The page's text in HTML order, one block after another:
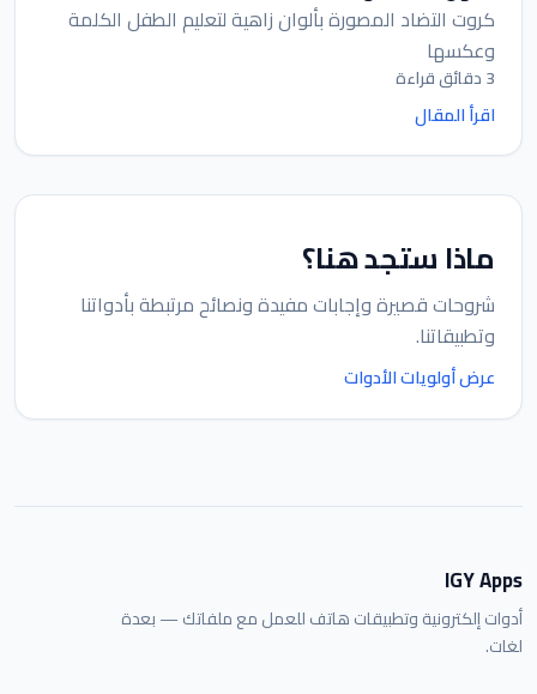
كروت التضاد المصورة بألوان زاهية لتعليم الطفل الكلمة
وعكسها
3 دقائق قراءة
اقرأ المقال
ماذا ستجد هنا؟
شروحات قصيرة وإجابات مفيدة ونصائح مرتبطة بأدواتنا
وتطبيقاتنا.
عرض أولويات الأدوات
IGY Apps
أدوات إلكترونية وتطبيقات هاتف للعمل مع ملفاتك — بعدة
لغات.